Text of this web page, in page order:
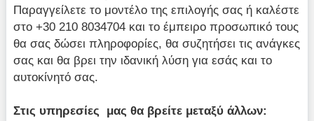
Παραγγείλετε το μοντέλο της επιλογής σας ή καλέστε
στο +30 210 8034704 και το έμπειρο προσωπικό τους
θα σας δώσει πληροφορίες, θα συζητήσει τις ανάγκες
σας και θα βρει την ιδανική λύση για εσάς και το
αυτοκίνητό σας.
Στις υπηρεσίες μας θα βρείτε μεταξύ άλλων: